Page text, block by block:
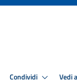
Condividi Vedi